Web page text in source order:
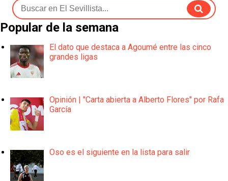
Popular de la semana
El dato que destaca a Agoumé entre las cinco
grandes ligas
Opinión | "Carta abierta a Alberto Flores" por Rafa
García
Oso es el siguiente en la lista para salir